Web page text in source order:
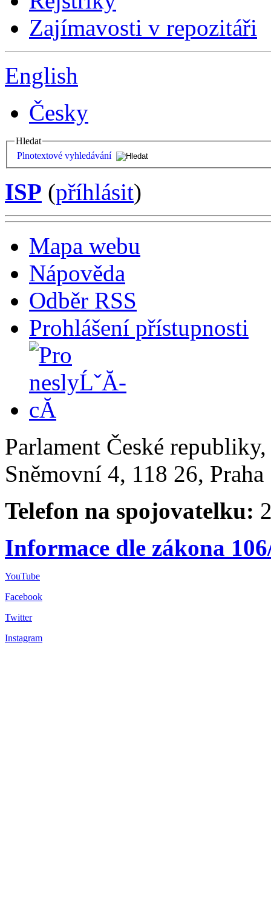
Zajímavosti v repozitáři
English
Česky
Hledat
Plnotextové vyhledávání
ISP (příhlásit)
Mapa webu
Nápověda
Odběr RSS
Prohlášení přístupnosti
Parlament České
Sněmovní 4, 118 26,
Telefon na spojovatelku:
Informace dle zákona
YouTube
Facebook
Twitter
Instagram